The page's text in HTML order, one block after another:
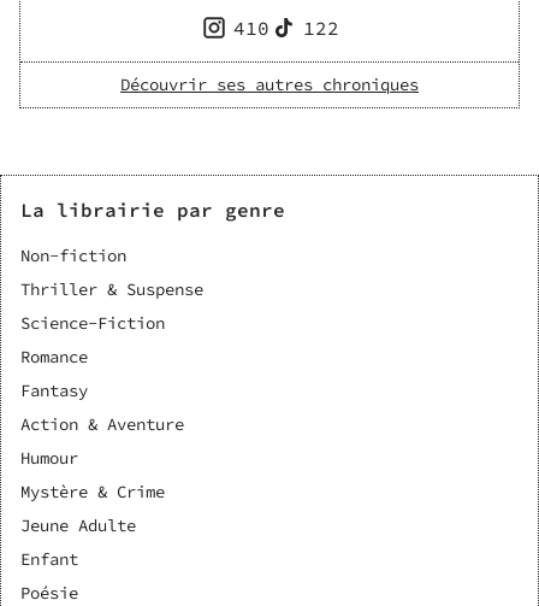
410 122
Découvrir ses autres chroniques
La librairie par genre
Non-fiction
Thriller & Suspense
Science-Fiction
Romance
Fantasy
Action & Aventure
Humour
Mystère & Crime
Jeune Adulte
Enfant
Poésie